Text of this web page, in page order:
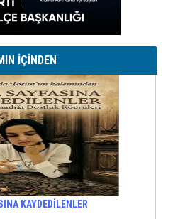
İÇİNDEN
KAYDEDİLENLER